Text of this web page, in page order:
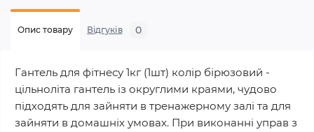
Опис товару Відгуків 0
Гантель для фітнесу 1кг (1шт) колір бірюзовий -
цільноліта гантель із округлими краями, чудово
підходять для зайняти в тренажерному залі та для
зайняти в домашніх умовах. При виконанні управ з